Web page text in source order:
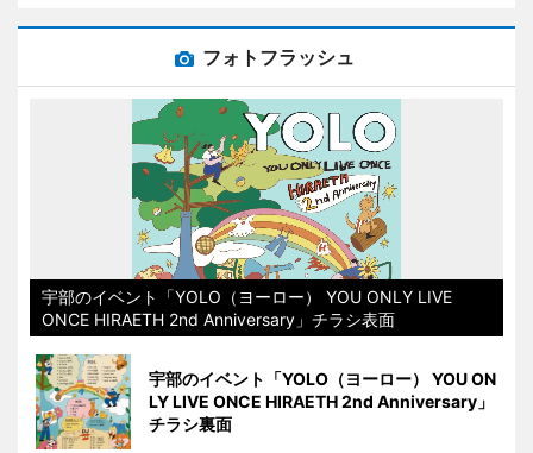
フォトフラッシュ
宇部のイベント「YOLO（ヨーロー） YOU ONLY LIVE
ONCE HIRAETH 2nd Anniversary」チラシ表面
宇部のイベント「YOLO（ヨーロー） YOU ON
LY LIVE ONCE HIRAETH 2nd Anniversary」
チラシ裏面